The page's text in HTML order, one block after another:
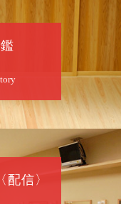
り
えば炎
場）全席指定
信〉